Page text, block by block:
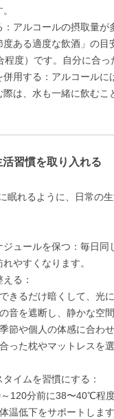
アルコールの摂取量
ある適度な飲酒」の
度）です。自分に合っ
用する：アルコール
際は、水も一緒に飲む
習慣を取り入れる
眠れるように、日常の
ジュールを保つ：毎日
やすくなります。
る：
きるだけ暗くして、光
音を遮断し、静かな空
節や個人の体感に合わ
った枕やマットレスを
イムを習慣にする：
120分前に38〜40℃程
温低下をサポートします